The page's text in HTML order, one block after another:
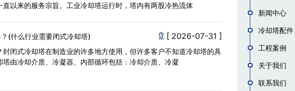
以来的服务宗旨。工业冷却塔运行时，塔内有两股冷热流体
(什么行业需要闭式冷却塔) [ 2026-07-31 ]
闭式冷却塔在制造业的许多地方使用，但许多客户不知道冷却塔的具
由冷却介质、冷凝器、内部循环包括：冷却介质、冷凝
新闻中心
冷却塔配件
工程案例
关于我们
联系我们